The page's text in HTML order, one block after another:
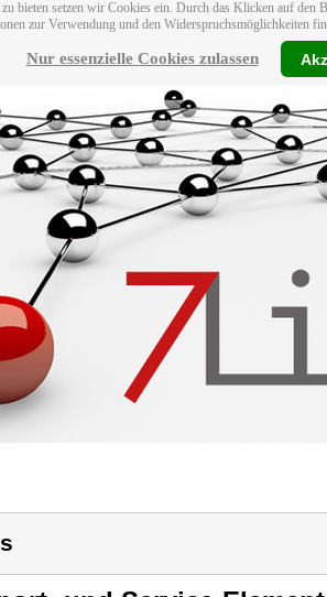
bieten setzen wir Cookies ein. Durch das Klicken auf
zur Verwendung und den Widerspruchsmöglichkeiten
Nur essenzielle Cookies zulassen